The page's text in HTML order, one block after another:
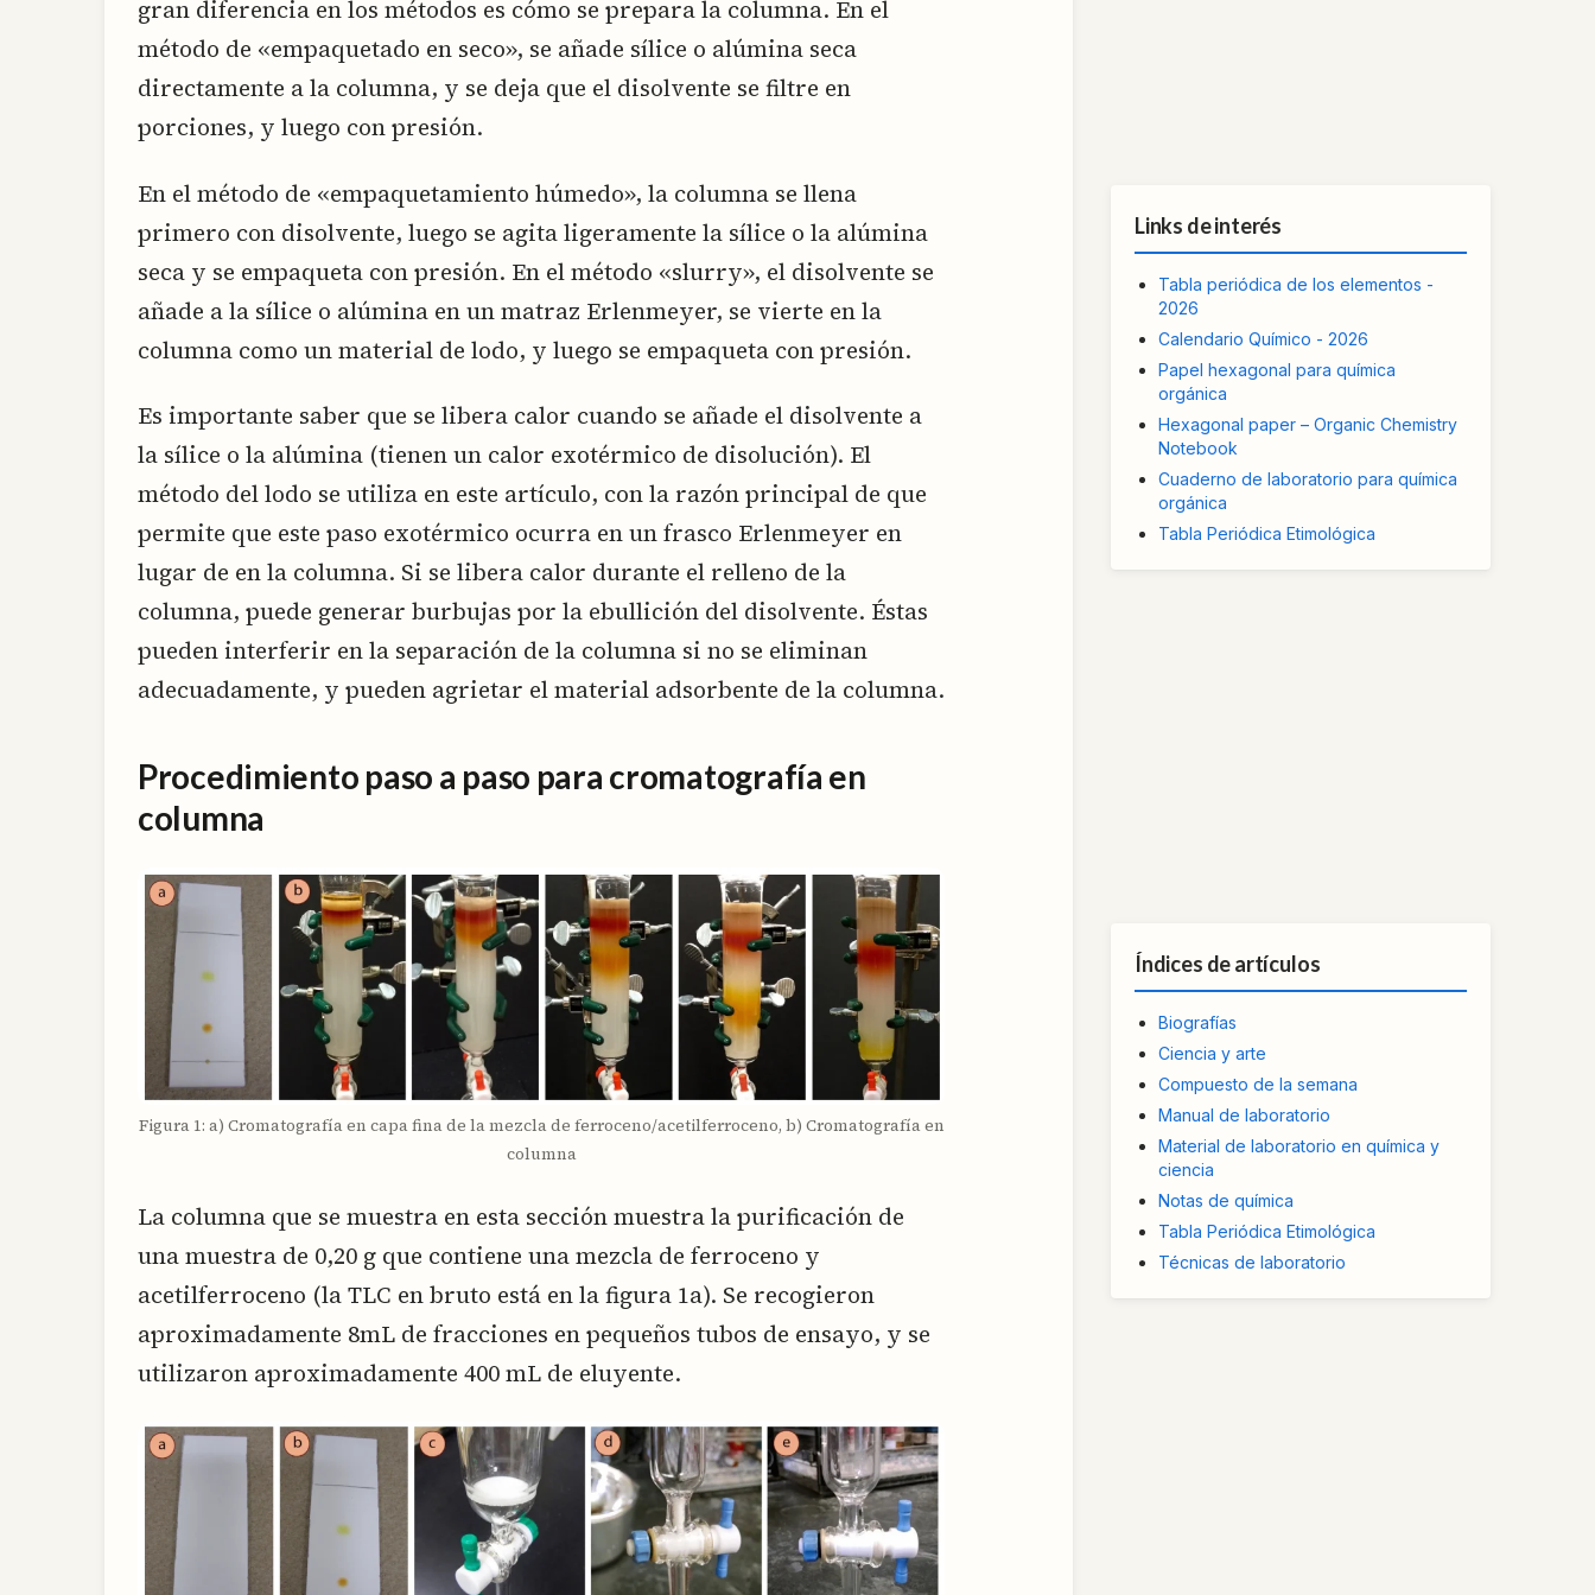
gran diferencia en los métodos es cómo se prepara la columna. En el
método de «empaquetado en seco», se añade sílice o alúmina seca
directamente a la columna, y se deja que el disolvente se filtre en
porciones, y luego con presión.
En el método de «empaquetamiento húmedo», la columna se llena
primero con disolvente, luego se agita ligeramente la sílice o la alúmina
seca y se empaqueta con presión. En el método «slurry», el disolvente se
añade a la sílice o alúmina en un matraz Erlenmeyer, se vierte en la
columna como un material de lodo, y luego se empaqueta con presión.
Es importante saber que se libera calor cuando se añade el disolvente a
la sílice o la alúmina (tienen un calor exotérmico de disolución). El
método del lodo se utiliza en este artículo, con la razón principal de que
permite que este paso exotérmico ocurra en un frasco Erlenmeyer en
lugar de en la columna. Si se libera calor durante el relleno de la
columna, puede generar burbujas por la ebullición del disolvente. Éstas
pueden interferir en la separación de la columna si no se eliminan
adecuadamente, y pueden agrietar el material adsorbente de la columna.
Procedimiento paso a paso para cromatografía en
columna
Figura 1: a) Cromatografía en capa fina de la mezcla de ferroceno/acetilferroceno, b) Cromatografía en
columna
La columna que se muestra en esta sección muestra la purificación de
una muestra de 0,20 g que contiene una mezcla de ferroceno y
acetilferroceno (la TLC en bruto está en la figura 1a). Se recogieron
aproximadamente 8mL de fracciones en pequeños tubos de ensayo, y se
utilizaron aproximadamente 400 mL de eluyente.
Links de interés
Tabla periódica de los elementos -
2026
Calendario Químico - 2026
Papel hexagonal para química
orgánica
Hexagonal paper – Organic Chemistry
Notebook
Cuaderno de laboratorio para química
orgánica
Tabla Periódica Etimológica
Índices de artículos
Biografías
Ciencia y arte
Compuesto de la semana
Manual de laboratorio
Material de laboratorio en química y
ciencia
Notas de química
Tabla Periódica Etimológica
Técnicas de laboratorio